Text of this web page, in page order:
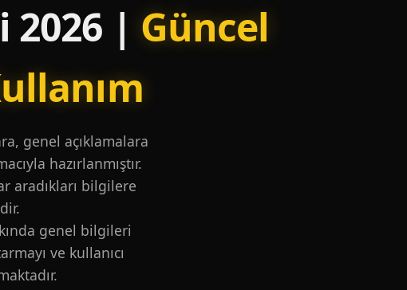
2026 | Güncel
genel açıklamalara
hazırlanmıştır.
aradıkları bilgilere
genel bilgileri
ve kullanıcı